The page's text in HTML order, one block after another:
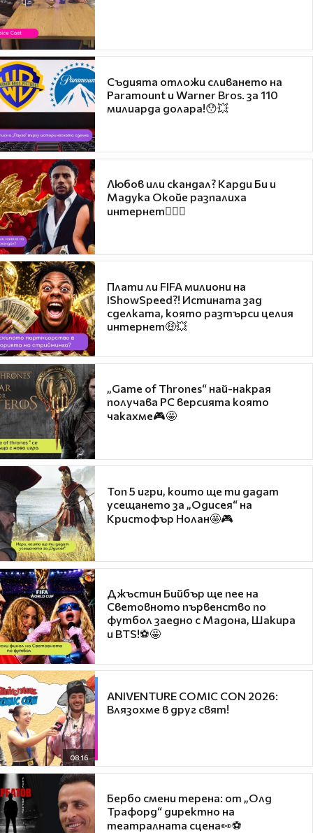
Съдията отложи сливането на
Paramount и Warner Bros. за 110
милиарда долара!😯💥
Любов или скандал? Карди Би и
Мадука Окойе разпалиха
интернет❤️‍🔥🔥
Плати ли FIFA милиони на
IShowSpeed?! Истината зад
сделката, която разтърси целия
интернет🤑💥
„Game of Thrones“ най-накрая
получава PC версията която
чакахме🎮🤩
Топ 5 игри, които ще ти дадат
усещането за „Одисея“ на
Кристофър Нолан🤩🎮
Джъстин Бийбър ще пее на
Световното първенство по
футбол заедно с Мадона, Шакира
и BTS!⚽🤩
08:16
ANIVENTURE COMIC CON 2026:
Влязохме в друг свят!
Бербо смени терена: от „Олд
Трафорд“ директно на
театралната сцена👀⚽